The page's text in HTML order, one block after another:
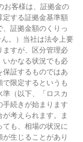
お客様は、証拠金の
定する証拠金基準額
、証拠金額のくりっ
。）当社は法令上要
ますが、区分管理必
いかなる状況でも必
証するものではあ
限定するというも
（以下、「ロスカ
手続きが始まります
考えられます。ま
ても、相場の状況に
生じることがあり